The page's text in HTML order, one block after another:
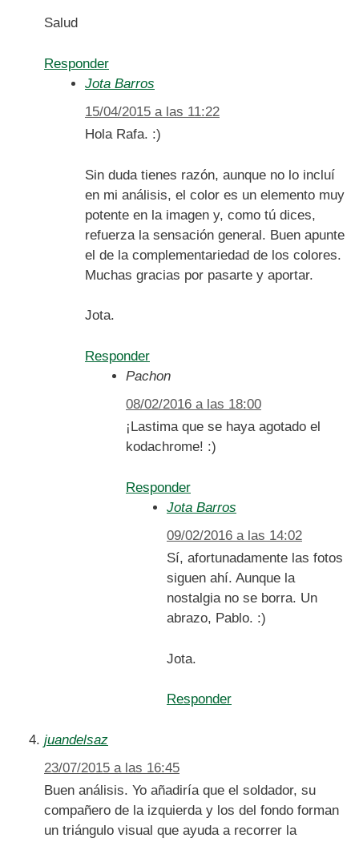
Salud
Responder
Jota Barros
15/04/2015 a las 11:22
Hola Rafa. :)
Sin duda tienes razón, aunque no lo incluí
en mi análisis, el color es un elemento muy
potente en la imagen y, como tú dices,
refuerza la sensación general. Buen apunte
el de la complementariedad de los colores.
Muchas gracias por pasarte y aportar.
Jota.
Responder
Pachon
08/02/2016 a las 18:00
¡Lastima que se haya agotado el
kodachrome! :)
Responder
Jota Barros
09/02/2016 a las 14:02
Sí, afortunadamente las fotos
siguen ahí. Aunque la
nostalgia no se borra. Un
abrazo, Pablo. :)
Jota.
Responder
juandelsaz
23/07/2015 a las 16:45
Buen análisis. Yo añadiría que el soldador, su
compañero de la izquierda y los del fondo forman
un triángulo visual que ayuda a recorrer la